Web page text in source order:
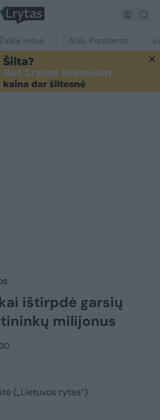
Žalioji erdvė Ačiū, Prezidente
ištirpdė garsių
milijonus
(„Lietuvos rytas“)